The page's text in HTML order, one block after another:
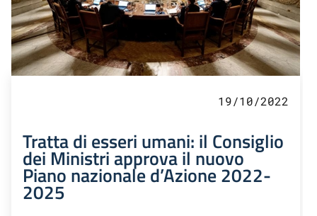
19/10/2022
Tratta di esseri umani: il Consiglio
dei Ministri approva il nuovo
Piano nazionale d’Azione 2022-
2025